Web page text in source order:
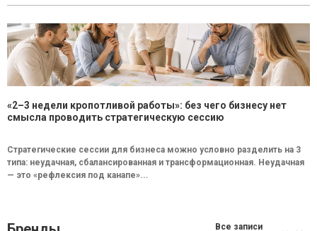
«2–3 недели кропотливой работы»: без чего бизнесу нет
смысла проводить стратегическую сессию
Стратегические сессии для бизнеса можно условно разделить на 3
типа: неудачная, сбалансированная и трансформационная. Неудачная
— это «рефлексия под канапе»...
Все записи